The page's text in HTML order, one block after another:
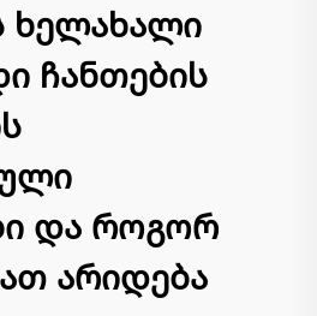
ხელახალი
ჩანთების
და როგორ
არიდება